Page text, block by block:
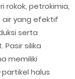
rokok, petrokimia,
air yang efektif
serta
silika
memiliki
halus